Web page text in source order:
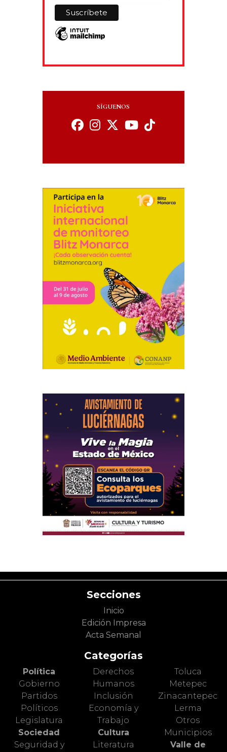
SÍGUENOS
Secciones
Inicio
Edición Impresa
Acta Semanal
Categorías
Política
Gobierno
Partidos
Políticos
Legislatura
Sociedad
Seguridad y
Derechos
Humanos
Inclusión
Economía y
Trabajo
Cultura
Literatura
Toluca
Metepec
Zinacantepec
Lerma
Otros
Municipios
Valle de